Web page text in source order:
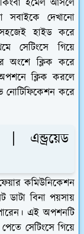
সবাইকে দেখানো
হাইড করে
সেটিংসে গিয়ে
অংশে ক্লিক করে
ক্লিক করলে
নোটিফিকেশন করে
| এন্ড্রয়েড
কমিউনিকেশন
ডাটা বিনা পয়সায়
এই অপশনটি
সেটিংসে গিয়ে